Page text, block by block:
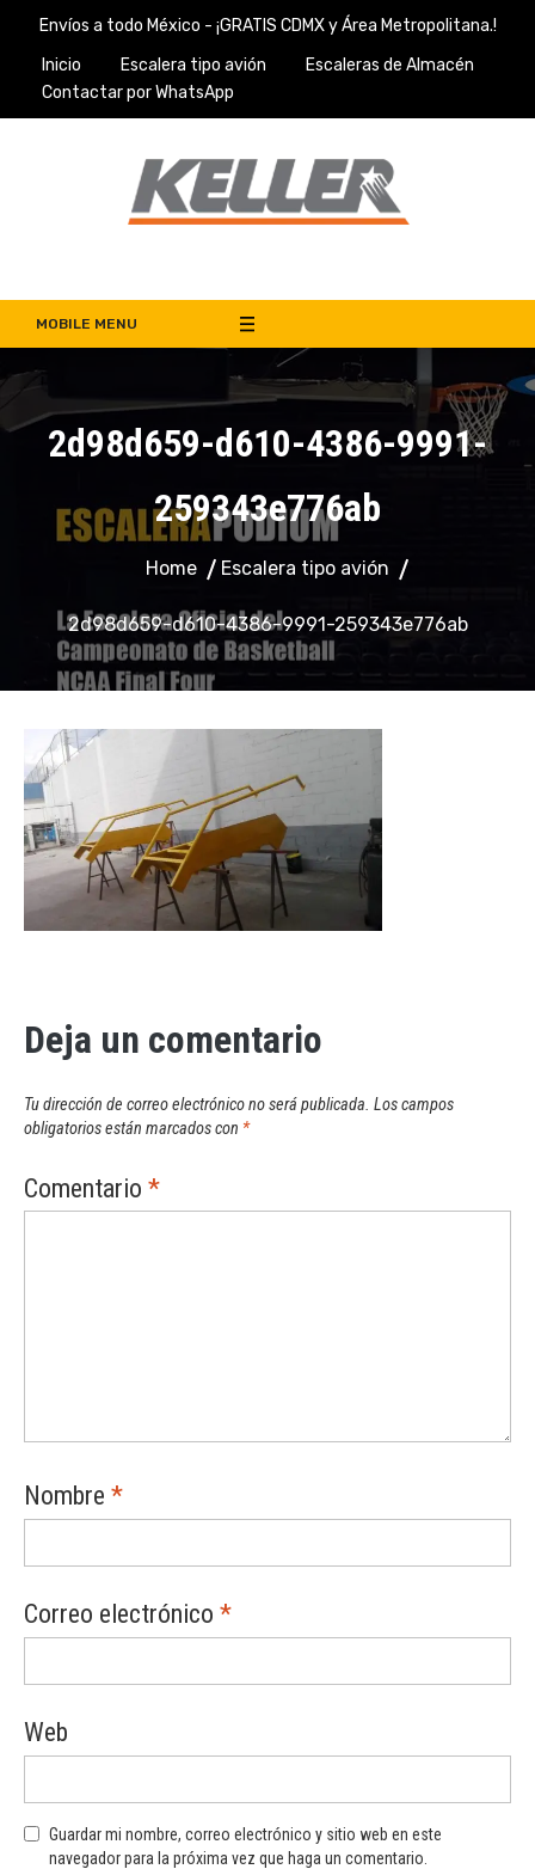
content
Envíos a todo México - ¡GRATIS CDMX y Área Metropolitana.!
Inicio
Escalera tipo avión
Escaleras de Almacén
Contactar por WhatsApp
MOBILE MENU
2d98d659-d610-4386-9991-
259343e776ab
Home Escalera tipo avión
2d98d659-d610-4386-9991-259343e776ab
Deja un comentario
Tu dirección de correo electrónico no será publicada. Los campos
obligatorios están marcados con *
Comentario *
Nombre *
Correo electrónico *
Web
Guardar mi nombre, correo electrónico y sitio web en este
navegador para la próxima vez que haga un comentario.